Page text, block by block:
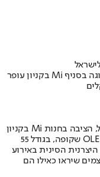
המסך החדש של ענקית הטכנולוגיה הוצב כתצוגה בסניף Mi בקניון עופר
קבוצת המילטון, יבואנית מוצרי שיאומי בישראל, הציבה בחנות Mi בקניון
עופר הקריון את ה-Mi TV LUX – טלוויזיית OLED שקופה, בגודל 55
הסינית באירוע
שיראו כאילו הם